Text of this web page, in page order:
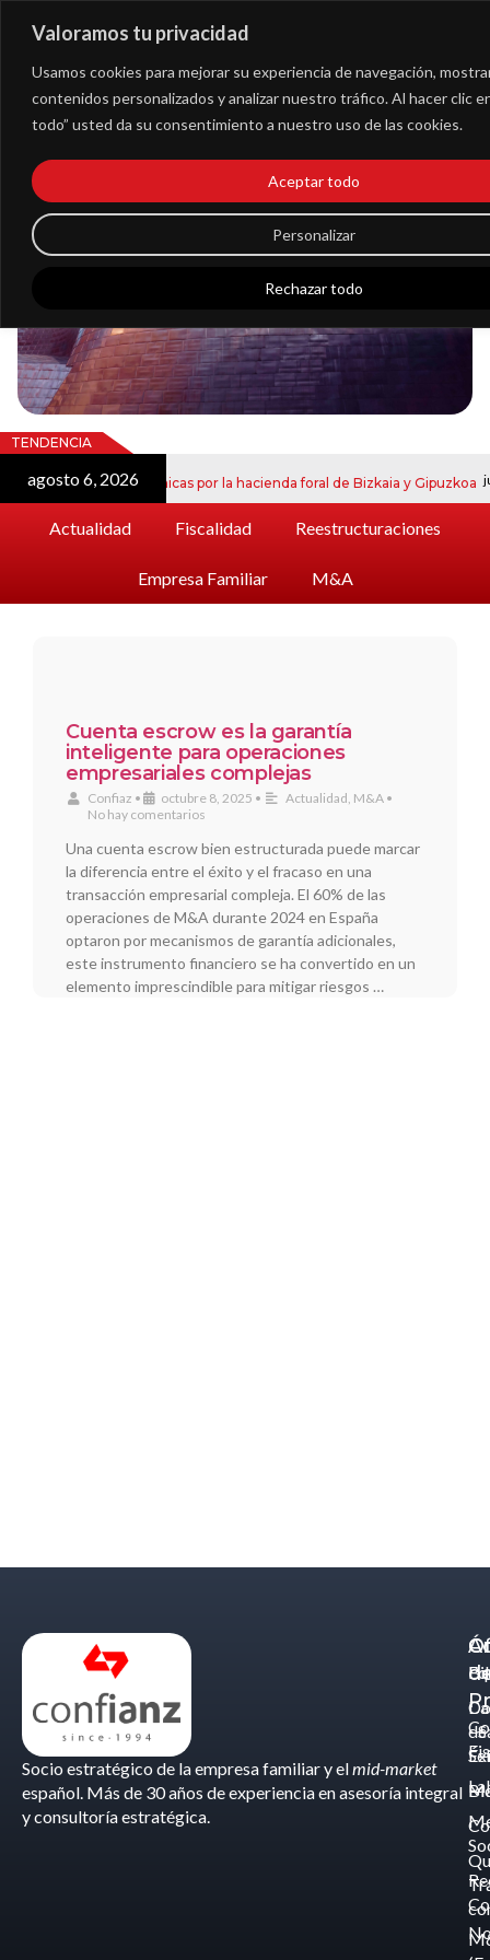
Valoramos tu privacidad
Usamos cookies para mejorar su experiencia de navegación,
contenidos personalizados y analizar nuestro tráfico. Al hacer clic
todo” usted da su consentimiento a nuestro uso de las cookies.
Personalizar
Rechazar todo
Aceptar todo
Blog
Noticias
TENDENCIA
agosto 6, 2026electrónicas por la hacienda foral de Bizkaia y Gipuzkoa julio
Actualidad Fiscalidad Reestructuraciones
Empresa Familiar M&A
Cuenta escrow es la garantía
inteligente para operaciones
empresariales complejas
Confiaz • octubre 8, 2025 • Actualidad, M&A •
No hay comentarios
Una cuenta escrow bien estructurada puede marcar
la diferencia entre el éxito y el fracaso en una
transacción empresarial compleja. El 60% de las
operaciones de M&A durante 2024 en España
optaron por mecanismos de garantía adicionales,
este instrumento financiero se ha convertido en un
elemento imprescindible para mitigar riesgos …
Socio estratégico de la empresa familiar y elmid-market
español. Más de 30 años de experiencia en asesoría integral
y consultoría estratégica.
de
-